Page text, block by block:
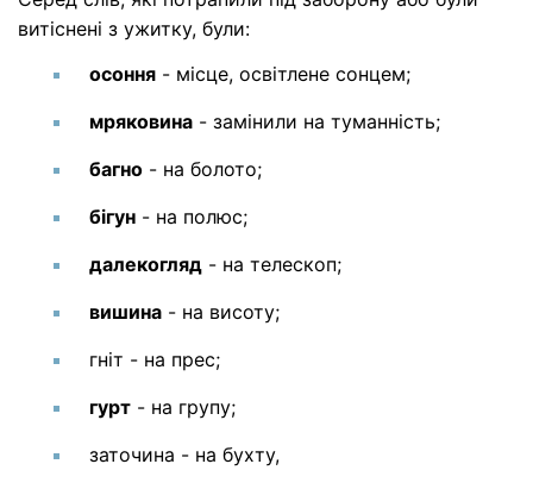
витіснені з ужитку, були:
осоння - місце, освітлене сонцем;
мряковина - замінили на туманність;
багно - на болото;
бігун - на полюс;
далекогляд - на телескоп;
вишина - на висоту;
гніт - на прес;
гурт - на групу;
заточина - на бухту,